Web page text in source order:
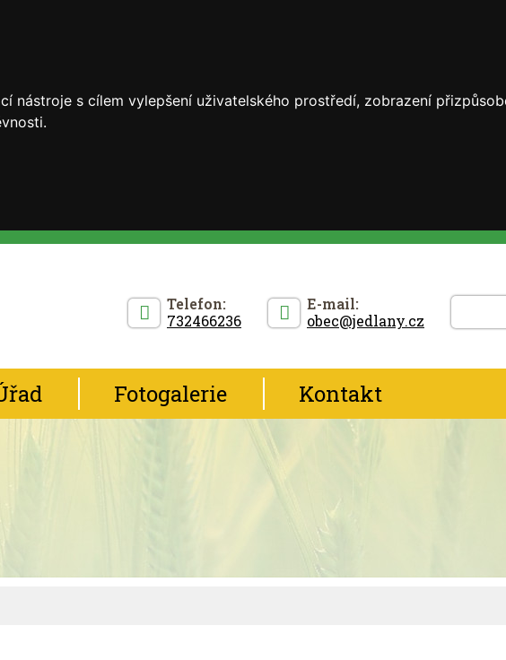
s cílem vylepšení uživatelského prostředí, zobrazení
Telefon:
732466236
E-mail:
obec@jedlany.cz
Fotogalerie Kontakt